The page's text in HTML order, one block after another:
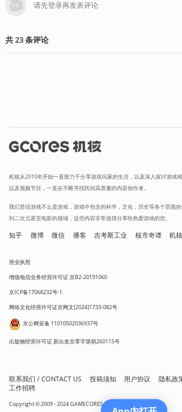
共23条评论
机核从2010年开始一直致力于分享游戏玩家的生活，以及深入探讨游戏
以及视频节目，一直在不断寻找民间高质量的内容创作者。
我们坚信游戏不止是游戏，游戏中包含的科学，文化，历史等各个层面
到二次元甚至电影的领域，这些内容非常值得分享给热爱游戏的您。
知乎 微博 微信 播客 吉考斯工业 核市奇谭 机
营业执照
增值电信业务经营许可证 京B2-20191060
京ICP备17068232号-1
网络文化经营许可证京网文[2024]1733-082号
京公网安备 11010502036937号
出版物经营许可证 新出发京零字第朝260115号
联系我们 / CONTACT US 投稿须知 用户协议 隐私政
工作招聘
Copyright © 2009 - 2024 GAMECORES. All Rights Reserved